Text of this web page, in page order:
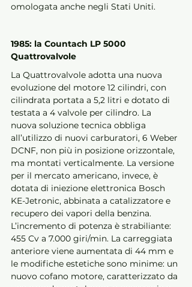
omologata anche negli Stati Uniti.
1985: la Countach LP 5000
Quattrovalvole
La Quattrovalvole adotta una nuova
evoluzione del motore 12 cilindri, con
cilindrata portata a 5,2 litri e dotato di
testata a 4 valvole per cilindro. La
nuova soluzione tecnica obbliga
all’utilizzo di nuovi carburatori, 6 Weber
DCNF, non più in posizione orizzontale,
ma montati verticalmente. La versione
per il mercato americano, invece, è
dotata di iniezione elettronica Bosch
KE-Jetronic, abbinata a catalizzatore e
recupero dei vapori della benzina.
L’incremento di potenza è strabiliante:
455 Cv a 7.000 giri/min. La carreggiata
anteriore viene aumentata di 44 mm e
le modifiche estetiche sono minime: un
nuovo cofano motore, caratterizzato da